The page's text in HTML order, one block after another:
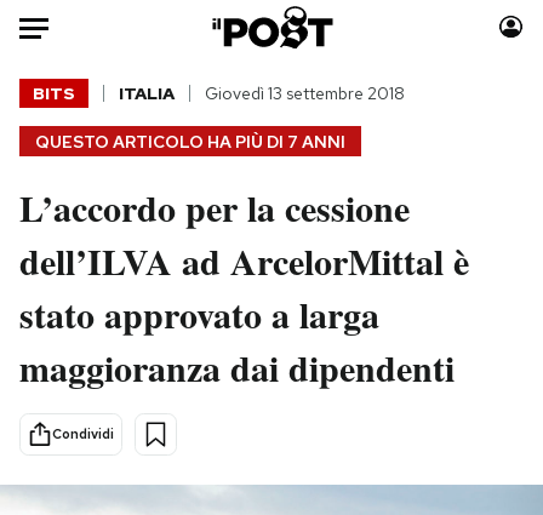
Auto
HOME
Italia
Politica
Tecnologia
Internet
Scienza
Cultura
Economia
Sport
Moda
Consumismi
Storie/Idee
Ok Boomer!
Media
Mondiali calcio 2026
QUESTO ARTICOLO HA PIÙ DI 7 ANNI
BITS ITALIA Giovedì 13 settembre 2018
L’accordo per la cessione
dell’ILVA ad ArcelorMittal è
stato approvato a larga
maggioranza dai dipendenti
Condividi